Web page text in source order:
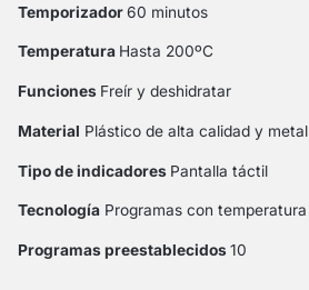
Temporizador60 minutos
Temperatura Hasta 200ºC
Funciones Freír y deshidratar
Material Plástico de alta calidad y metal
Tipo de indicadores Pantalla táctil
Tecnología Programas con temperatura
Programas preestablecidos10